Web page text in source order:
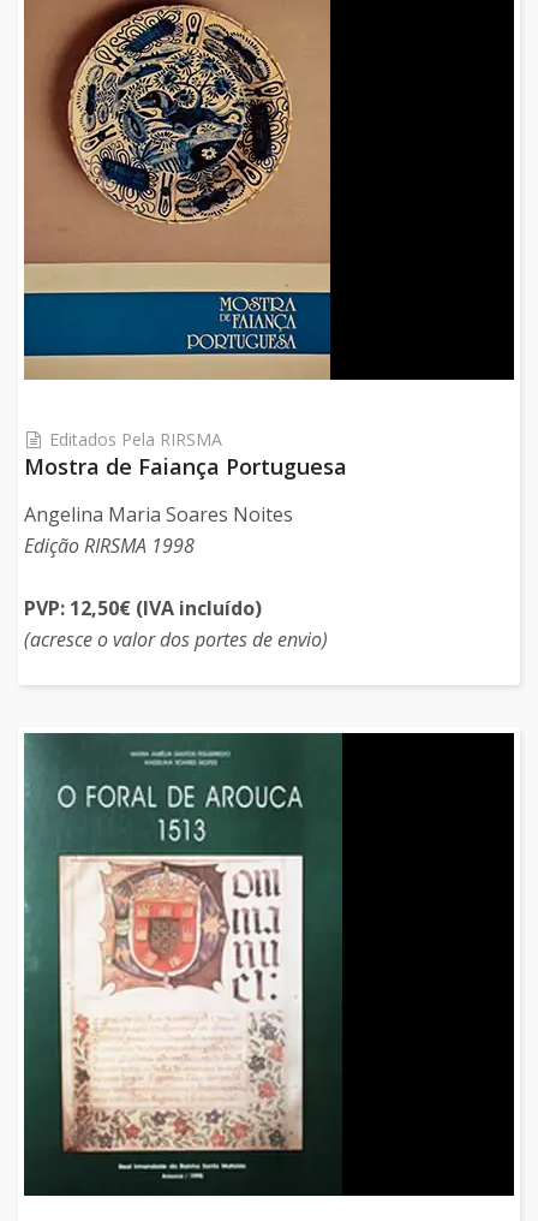
Editados Pela RIRSMA
Mostra de Faiança Portuguesa
Angelina Maria Soares Noites
Edição RIRSMA 1998
PVP: 12,50€ (IVA incluído)
(acresce o valor dos portes de envio)